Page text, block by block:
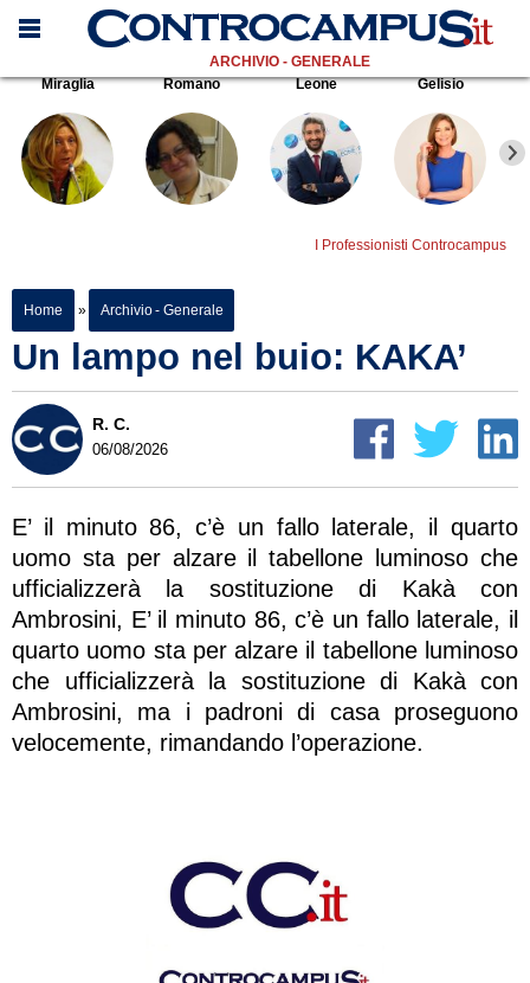
ARCHIVIO - GENERALE
Miraglia
Romano Leone Gelisio
I Professionisti Controcampus
Home » Archivio - Generale
Un lampo nel buio: KAKA’
R. C.
06/08/2026
E’ il minuto 86, c’è un fallo laterale, il quarto
uomo sta per alzare il tabellone luminoso che
ufficializzerà la sostituzione di Kakà con
Ambrosini, E’ il minuto 86, c’è un fallo laterale, il
quarto uomo sta per alzare il tabellone luminoso
che ufficializzerà la sostituzione di Kakà con
Ambrosini, ma i padroni di casa proseguono
velocemente, rimandando l’operazione.